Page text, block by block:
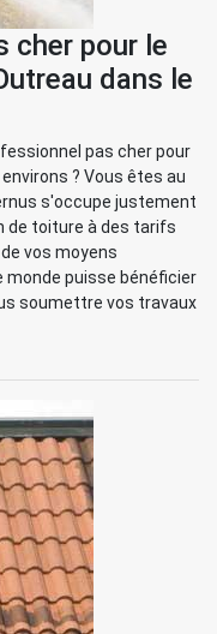
cher pour le
dans le
pas cher pour
? Vous êtes au
s'occupe justement
de toiture à des tarifs
vos moyens
monde puisse bénéficier
soumettre vos travaux